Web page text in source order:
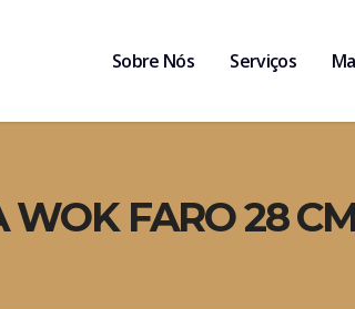
Sobre Nós Serviços
FARO 28